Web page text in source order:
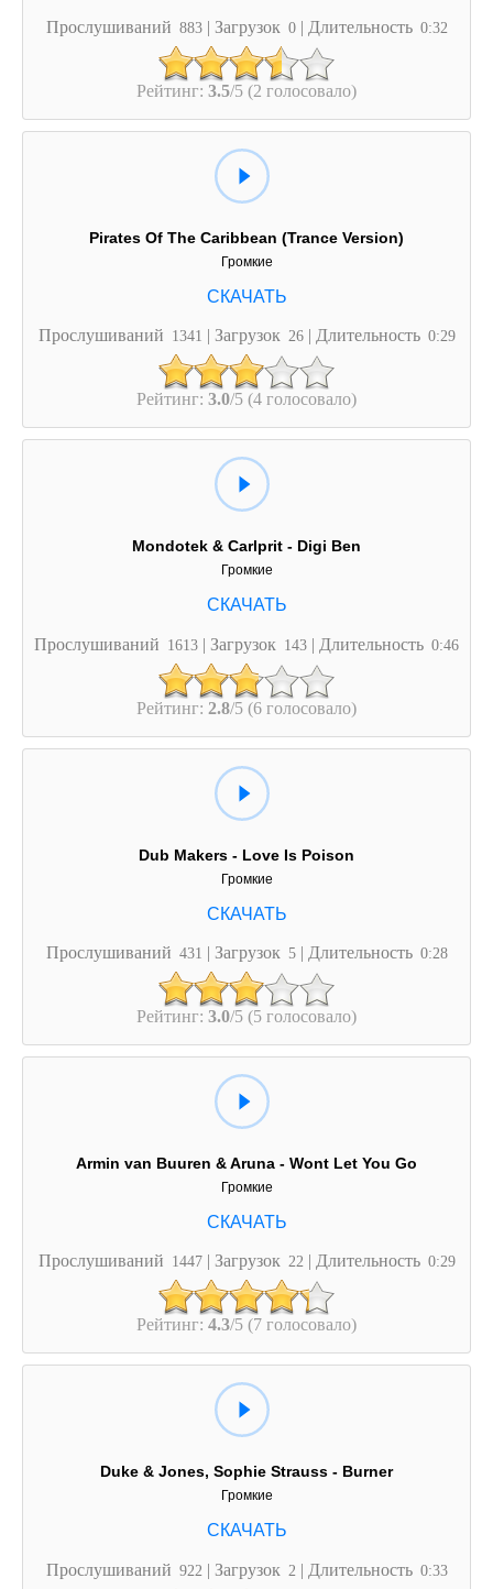
Прослушиваний 883 | Загрузок 0 | Длительность 0:32
Рейтинг: 3.5/5 (2 голосовало)
Pirates Of The Caribbean (Trance Version)
Громкие
Прослушиваний 1341 | Загрузок 26 | Длительность 0:29
Рейтинг: 3.0/5 (4 голосовало)
Mondotek & Carlprit - Digi Ben
Громкие
Прослушиваний 1613 | Загрузок 143 | Длительность 0:46
Рейтинг: 2.8/5 (6 голосовало)
Dub Makers - Love Is Poison
Громкие
Прослушиваний 431 | Загрузок 5 | Длительность 0:28
Рейтинг: 3.0/5 (5 голосовало)
Armin van Buuren & Aruna - Wont Let You Go
Громкие
Прослушиваний 1447 | Загрузок 22 | Длительность 0:29
Рейтинг: 4.3/5 (7 голосовало)
Duke & Jones, Sophie Strauss - Burner
Громкие
Прослушиваний 922 | Загрузок 2 | Длительность 0:33